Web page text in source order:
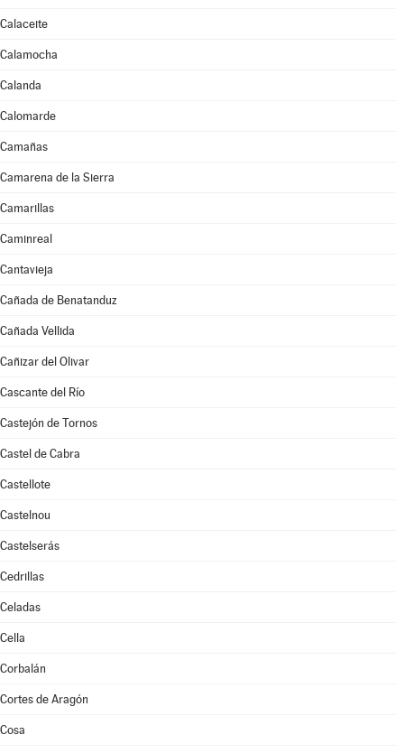
Calaceite
Calamocha
Calanda
Calomarde
Camañas
Camarena de la Sierra
Camarillas
Caminreal
Cantavieja
Cañada de Benatanduz
Cañada Vellida
Cañizar del Olivar
Cascante del Río
Castejón de Tornos
Castel de Cabra
Castellote
Castelnou
Castelserás
Cedrillas
Celadas
Cella
Corbalán
Cortes de Aragón
Cosa